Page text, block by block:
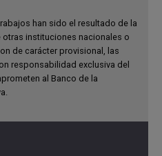
han sido el resultado de la
instituciones nacionales o
de carácter provisional, las
responsabilidad exclusiva del
al Banco de la
empírica para responder
emergentes, donde
es más difícil por la
El investigador
homogéneos vs.